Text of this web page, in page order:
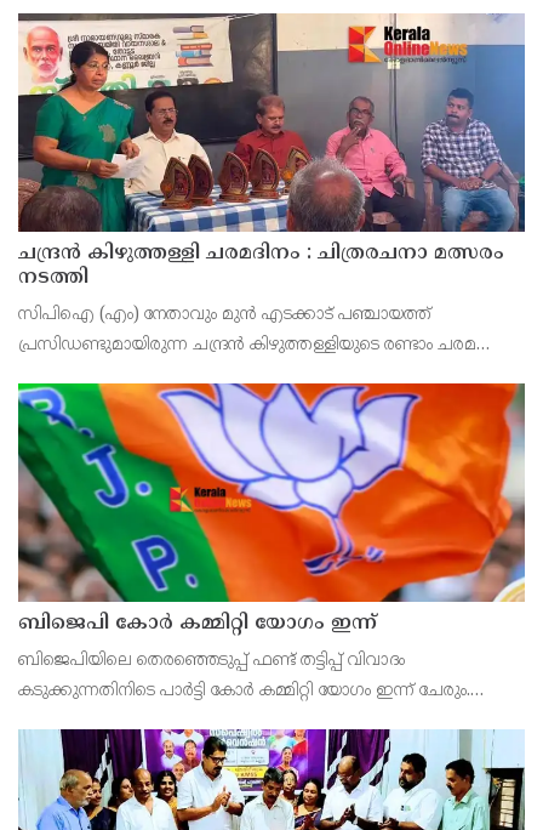
ചന്ദ്രൻ കിഴുത്തള്ളി ചരമദിനം : ചിത്രരചനാ മത്സരം
നടത്തി
സിപിഐ (എം) നേതാവും മുൻ എടക്കാട് പഞ്ചായത്ത്
പ്രസിഡണ്ടുമായിരുന്ന ചന്ദ്രൻ കിഴുത്തള്ളിയുടെ രണ്ടാം ചരമ
ലോക്കൽ കമ്മറ്റി
ബിജെപി കോർ കമ്മിറ്റി യോഗം ഇന്ന്
ബിജെപിയിലെ തെരഞ്ഞെടുപ്പ് ഫണ്ട് തട്ടിപ്പ് വിവാദം
കടുക്കുന്നതിനിടെ പാർട്ടി കോർ കമ്മിറ്റി യോഗം ഇന്ന് ചേരും.
വിളിക്കാൻ മടിച്ചുനിന്ന നേതൃത്വം, മുത